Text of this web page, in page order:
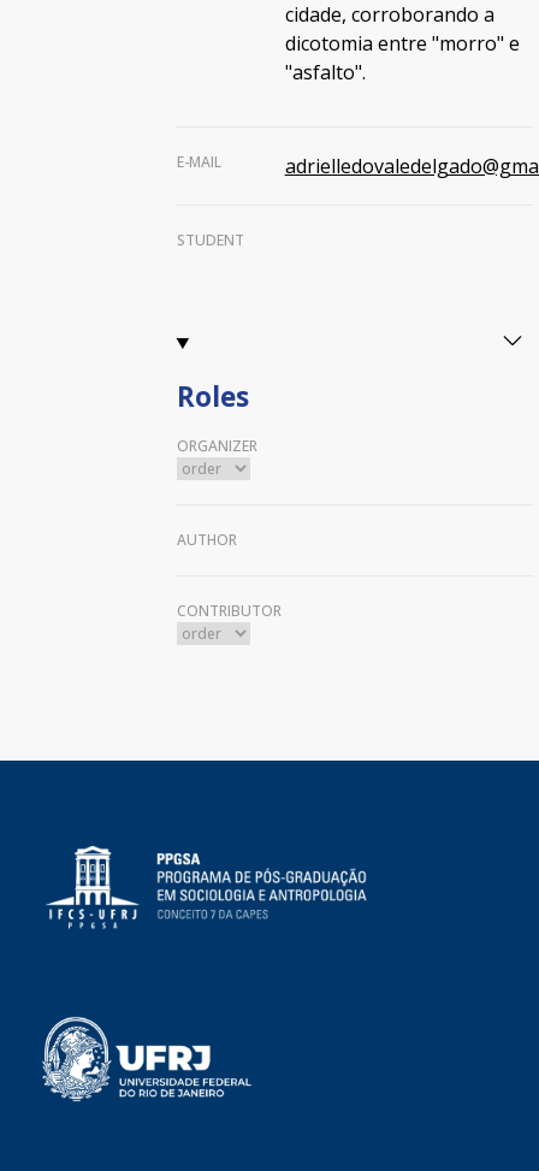
cidade, corroborando a
dicotomia entre "morro" e
"asfalto".
E-MAIL
STUDENT
Roles
ORGANIZER
AUTHOR
CONTRIBUTOR